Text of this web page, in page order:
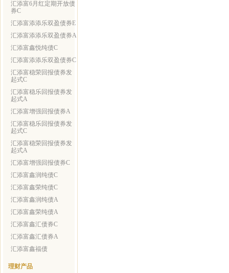
汇添富6月红定期开放债
券C
汇添富添添乐双盈债券E
汇添富添添乐双盈债券A
汇添富鑫悦纯债C
汇添富添添乐双盈债券C
汇添富稳荣回报债券发
起式C
汇添富稳乐回报债券发
起式A
汇添富增强回报债券A
汇添富稳乐回报债券发
起式C
汇添富稳荣回报债券发
起式A
汇添富增强回报债券C
汇添富鑫润纯债C
汇添富鑫荣纯债C
汇添富鑫润纯债A
汇添富鑫荣纯债A
汇添富鑫汇债券C
汇添富鑫汇债券A
汇添富鑫福债
理财产品